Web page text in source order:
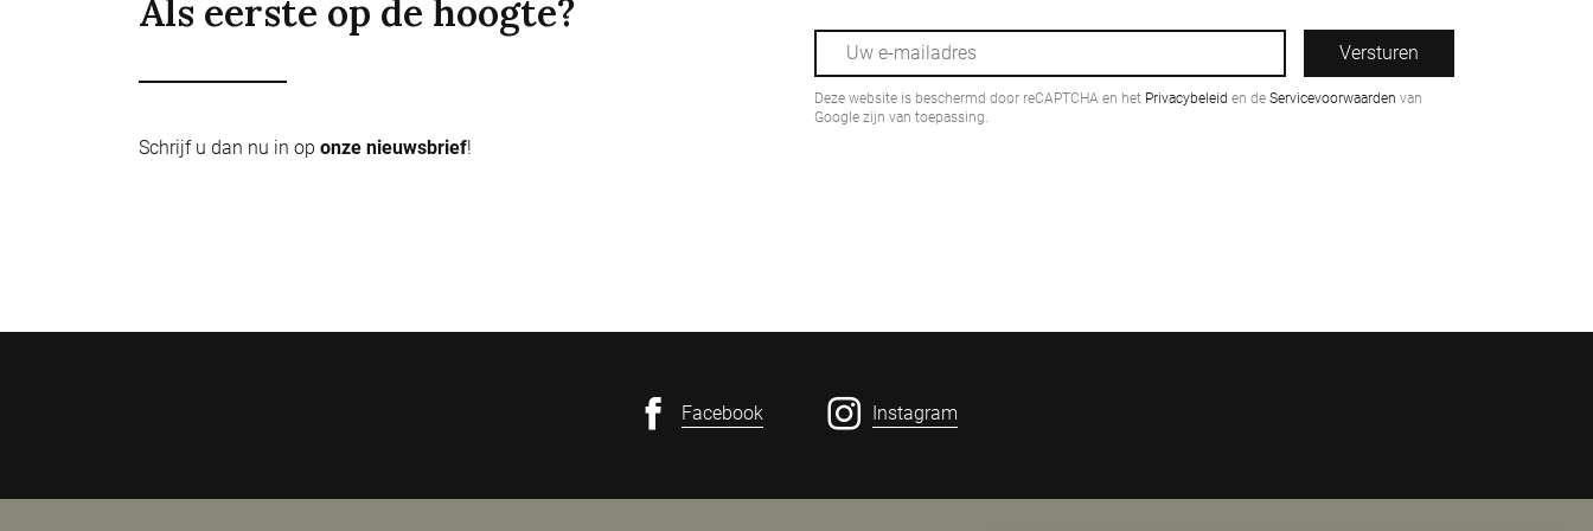
Als eerste op de hoogte?
Schrijf u dan nu in op onze nieuwsbrief!
Versturen
Deze website is beschermd door reCAPTCHA en het Privacybeleid en de Servicevoorwaarden van
Google zijn van toepassing.
Facebook Instagram